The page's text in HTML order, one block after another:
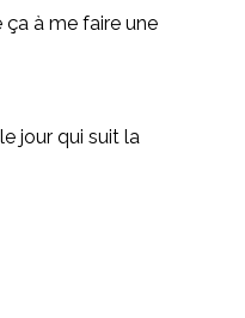
ça à me faire une
jour qui suit la